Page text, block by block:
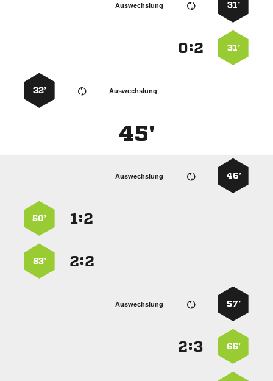
31’
Auswechslung
31’
:
Auswechslung
32’
45'
46’
Auswechslung
:
50’
:
53’
57’
Auswechslung
65’
: